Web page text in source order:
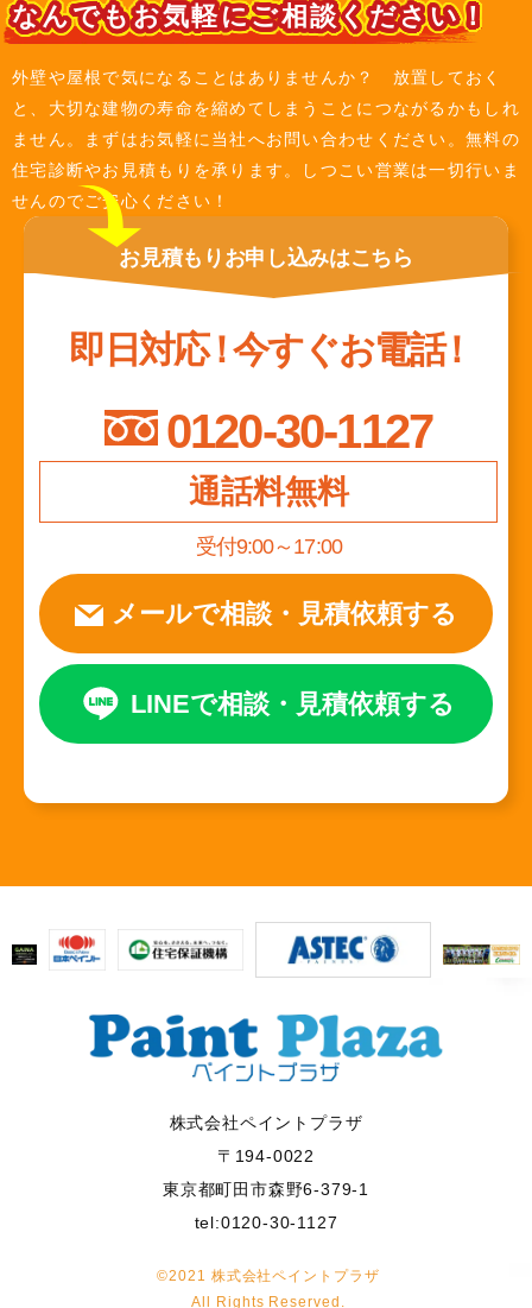
なんでもお気軽にご相談ください！
外壁や屋根で気になることはありませんか？ 放置しておく
と、大切な建物の寿命を縮めてしまうことにつながるかもしれ
ません。まずはお気軽に当社へお問い合わせください。無料の
住宅診断やお見積もりを承ります。しつこい営業は一切行いま
せんのでご安心ください！
お見積もり お申し込みはこちら
即日対応！今すぐお電話！
0120-30-1127
通話料無料
受付9:00～17:00
メールで相談 ・ 見積依頼する
LINEで相談・ 見積依頼する
株式会社ペイントプラザ
〒194-0022
東京都町田市森野6-379-1
tel:0120-30-1127
©2021 株式会社ペイントプラザ
All Rights Reserved.